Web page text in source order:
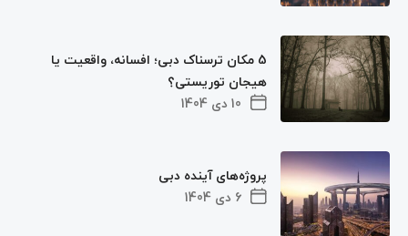
10 دی 1404
5 مکان‌ ترسناک دبی؛ افسانه، واقعیت یا
هیجان توریستی؟
6 دی 1404
پروژه‌های آینده دبی